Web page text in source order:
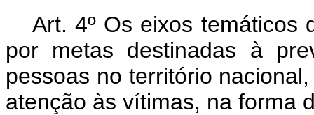
Art. 4º Os eixos temáticos
por metas destinadas à
pessoas no território
atenção às vítimas, na forma